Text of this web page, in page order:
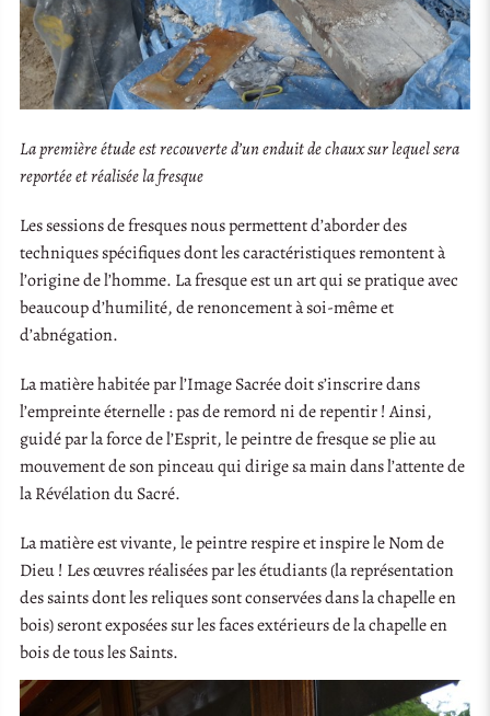
La première étude est recouverte d’un enduit de chaux sur lequel sera
reportée et réalisée la fresque
Les sessions de fresques nous permettent d’aborder des
techniques spécifiques dont les caractéristiques remontent à
l’origine de l’homme. La fresque est un art qui se pratique avec
beaucoup d’humilité, de renoncement à soi-même et
d’abnégation.
La matière habitée par l’Image Sacrée doit s’inscrire dans
l’empreinte éternelle : pas de remord ni de repentir ! Ainsi,
guidé par la force de l’Esprit, le peintre de fresque se plie au
mouvement de son pinceau qui dirige sa main dans l’attente de
la Révélation du Sacré.
La matière est vivante, le peintre respire et inspire le Nom de
Dieu ! Les œuvres réalisées par les étudiants (la représentation
des saints dont les reliques sont conservées dans la chapelle en
bois) seront exposées sur les faces extérieurs de la chapelle en
bois de tous les Saints.